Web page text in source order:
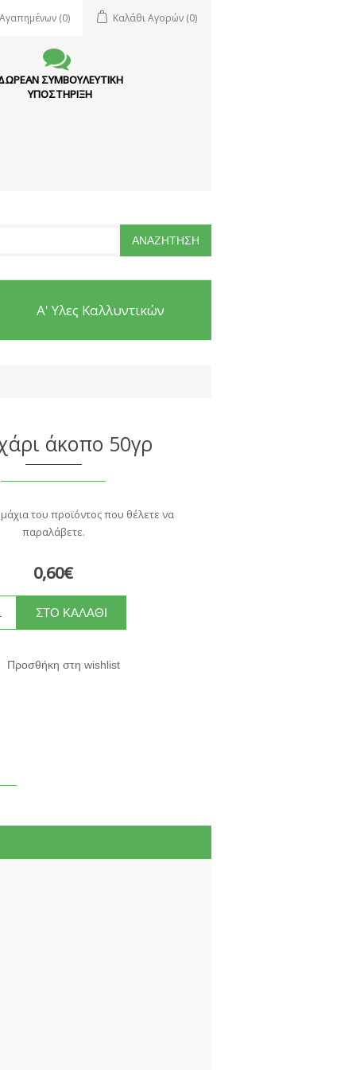
(0) Καλάθι Αγορών (0)
ΣΥΜΒΟΥΛΕΥΤΙΚΗ
ΥΠΟΣΤΗΡΙΞΗ
Α' Υλες Καλλυντικών
άκοπο 50γρ
του προϊόντος που θέλετε να
παραλάβετε.
0,60€